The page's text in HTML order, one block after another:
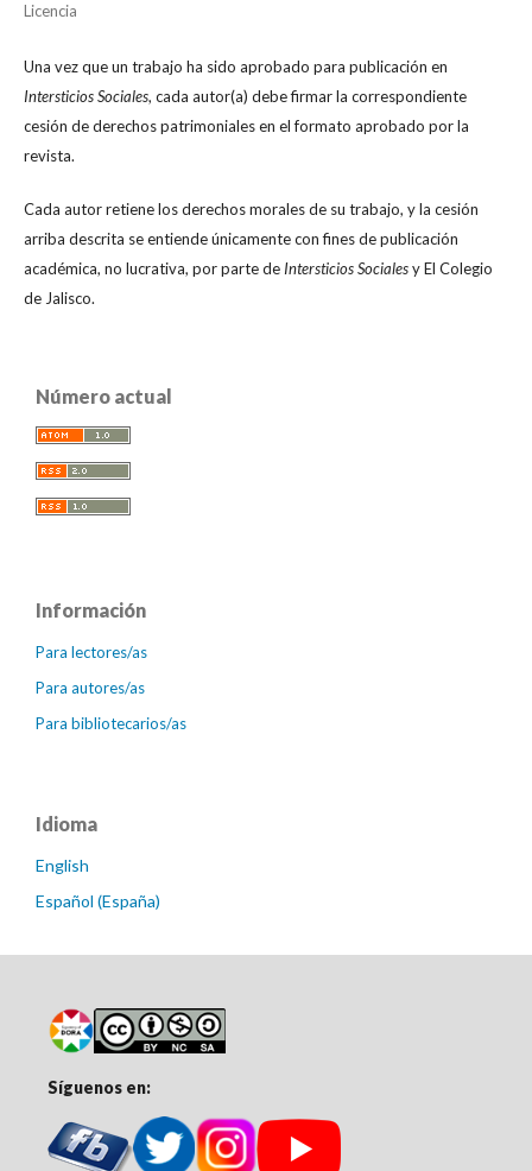
Licencia
Una vez que un trabajo ha sido aprobado para publicación en
Intersticios Sociales, cada autor(a) debe firmar la correspondiente
cesión de derechos patrimoniales en el formato aprobado por la
revista.
Cada autor retiene los derechos morales de su trabajo, y la cesión
arriba descrita se entiende únicamente con fines de publicación
académica, no lucrativa, por parte de Intersticios Socialesy El Colegio
de Jalisco.
Número actual
Información
Para lectores/as
Para autores/as
Para bibliotecarios/as
Idioma
English
Español (España)
Síguenos en: